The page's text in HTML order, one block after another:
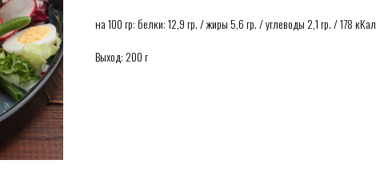
на 100 гр: белки: 12,9 гр. / жиры 5,6 гр. / углеводы 2,1 гр. / 178 кКал
Выход: 200 г